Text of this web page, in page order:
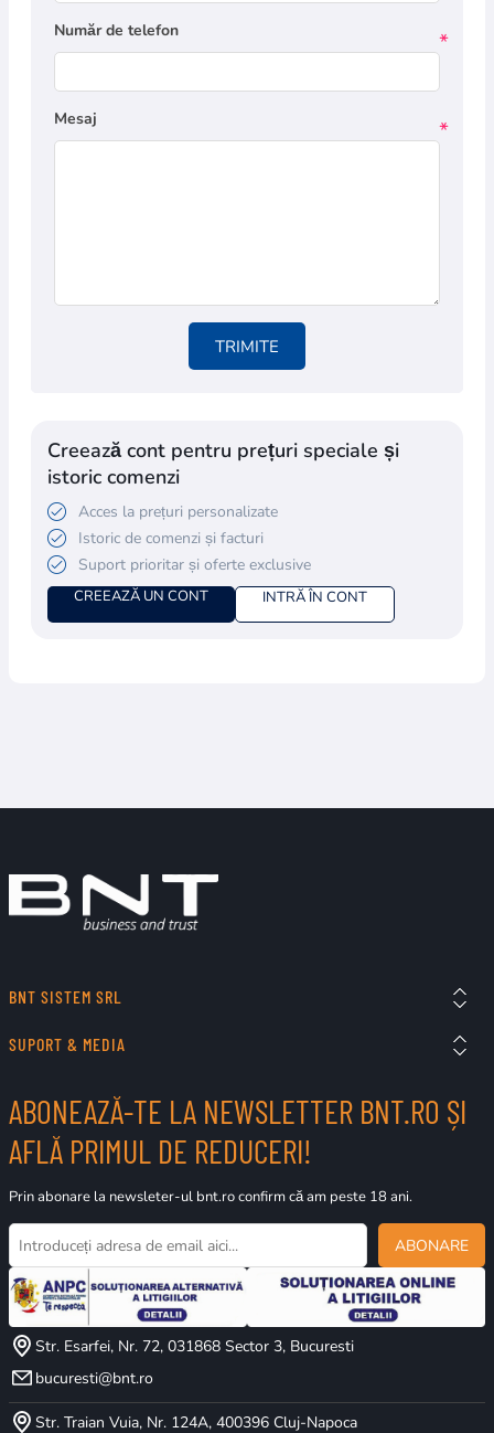
Număr de telefon *
Mesaj *
TRIMITE
Creează cont pentru prețuri speciale și
istoric comenzi
Acces la prețuri personalizate
Istoric de comenzi și facturi
Suport prioritar și oferte exclusive
CREEAZĂ UN CONT INTRĂ ÎN CONT
BNT SISTEM SRL
SUPORT & MEDIA
ABONEAZĂ-TE LA NEWSLETTER BNT.RO ȘI
AFLĂ PRIMUL DE REDUCERI!
Prin abonare la newsleter-ul bnt.ro confirm că am peste 18 ani.
ABONARE
Str. Esarfei, Nr. 72, 031868 Sector 3, Bucuresti
bucuresti@bnt.ro
Str. Traian Vuia, Nr. 124A, 400396 Cluj-Napoca